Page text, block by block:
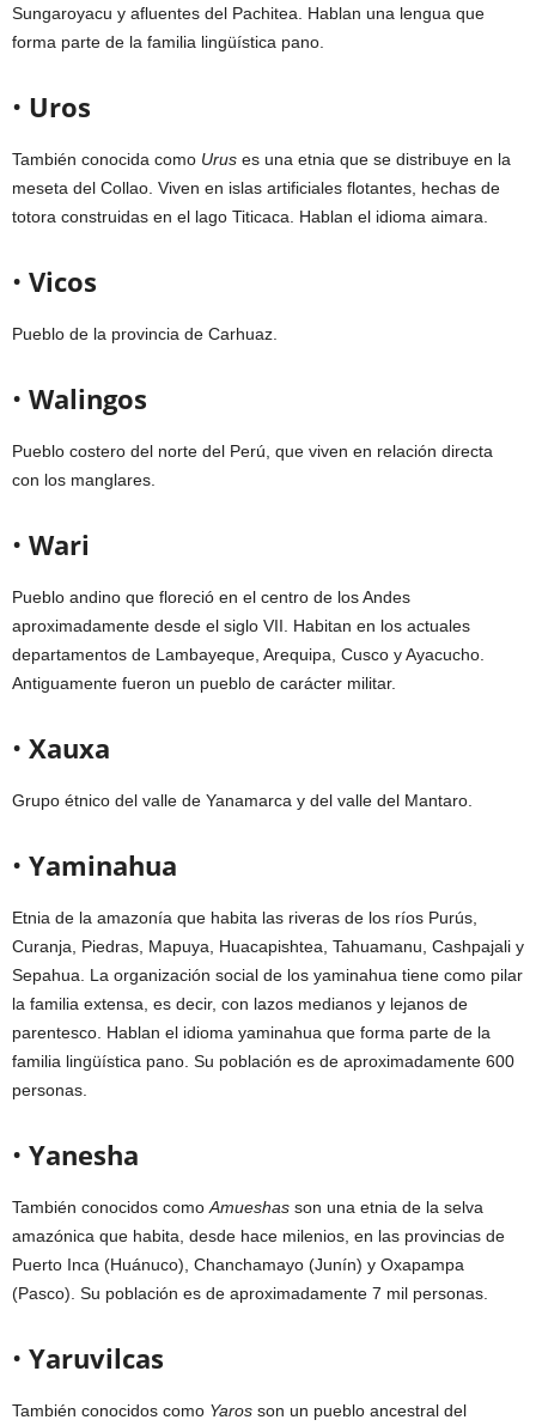
Sungaroyacu y afluentes del Pachitea. Hablan una lengua que
forma parte de la familia lingüística pano.
• Uros
También conocida como Urus es una etnia que se distribuye en la
meseta del Collao. Viven en islas artificiales flotantes, hechas de
totora construidas en el lago Titicaca. Hablan el idioma aimara.
• Vicos
Pueblo de la provincia de Carhuaz.
• Walingos
Pueblo costero del norte del Perú, que viven en relación directa
con los manglares.
• Wari
Pueblo andino que floreció en el centro de los Andes
aproximadamente desde el siglo VII. Habitan en los actuales
departamentos de Lambayeque, Arequipa, Cusco y Ayacucho.
Antiguamente fueron un pueblo de carácter militar.
• Xauxa
Grupo étnico del valle de Yanamarca y del valle del Mantaro.
• Yaminahua
Etnia de la amazonía que habita las riveras de los ríos Purús,
Curanja, Piedras, Mapuya, Huacapishtea, Tahuamanu, Cashpajali y
Sepahua. La organización social de los yaminahua tiene como pilar
la familia extensa, es decir, con lazos medianos y lejanos de
parentesco. Hablan el idioma yaminahua que forma parte de la
familia lingüística pano. Su población es de aproximadamente 600
personas.
• Yanesha
También conocidos como Amueshas son una etnia de la selva
amazónica que habita, desde hace milenios, en las provincias de
Puerto Inca (Huánuco), Chanchamayo (Junín) y Oxapampa
(Pasco). Su población es de aproximadamente 7 mil personas.
• Yaruvilcas
También conocidos como Yaros son un pueblo ancestral del